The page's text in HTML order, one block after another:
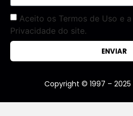
Aceito os Termos de Uso e
Privacidade do site.
ENVIAR
Copyright © 1997 – 2025